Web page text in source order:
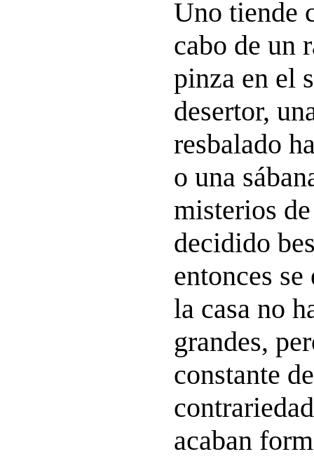
Uno tiende
cabo de un
pinza en el
desertor,
resbalado
o una
misterios
decidido
entonces
la casa no
grandes,
constante
acaban